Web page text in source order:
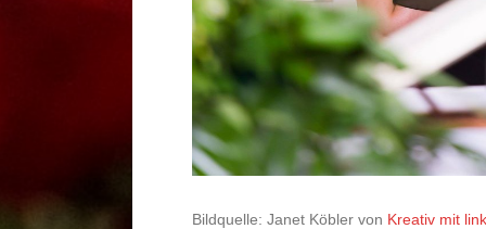
Bildquelle: Janet Köbler von Kreativ mit